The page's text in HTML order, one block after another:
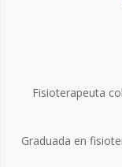
Fisioterapeuta
Graduada en